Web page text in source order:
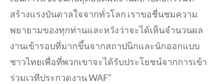
สร้างแรงบันดาลใจจากทั่วโลก เราขอชื่นชมความ
พยายามของทุกท่านและหวังว่าจะได้เห็นจำนวนผล
งานเข้ารอบที่มากขึ้นจากสถาปนิกและนักออกแบบ
ชาวไทยเพื่อที่พวกเขาจะได้รับประโยชน์จากการเข้า
ร่วมเวทีประกวดงาน WAF”